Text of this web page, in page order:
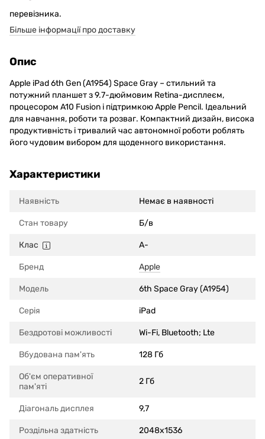
перевізника.
Більше інформації про доставку
Опис
Apple iPad 6th Gen (A1954) Space Gray – стильний та
потужний планшет з 9.7-дюймовим Retina-дисплеєм,
процесором A10 Fusion і підтримкою Apple Pencil. Ідеальний
для навчання, роботи та розваг. Компактний дизайн, висока
продуктивність і тривалий час автономної роботи роблять
його чудовим вибором для щоденного використання.
Характеристики
Наявність Немає в наявності
Стан товару Б/в
Клас A-
Бренд Apple
Модель 6th Space Gray (A1954)
Серія iPad
Бездротові можливості Wi-Fi, Bluetooth; Lte
Вбудована пам'ять 128 Гб
Об'єм оперативної
пам'яті
2 Гб
Діагональ дисплея 9,7
Роздільна здатність 2048x1536